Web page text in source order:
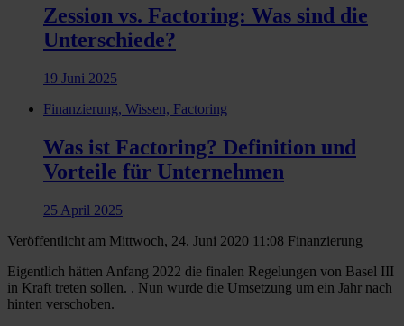
Zession vs. Factoring: Was sind die
Unterschiede?
19 Juni 2025
Finanzierung, Wissen, Factoring
Was ist Factoring? Definition und
Vorteile für Unternehmen
25 April 2025
Veröffentlicht am Mittwoch, 24. Juni 2020 11:08 Finanzierung
Eigentlich hätten Anfang 2022 die finalen Regelungen von Basel III
in Kraft treten sollen. . Nun wurde die Umsetzung um ein Jahr nach
hinten verschoben.